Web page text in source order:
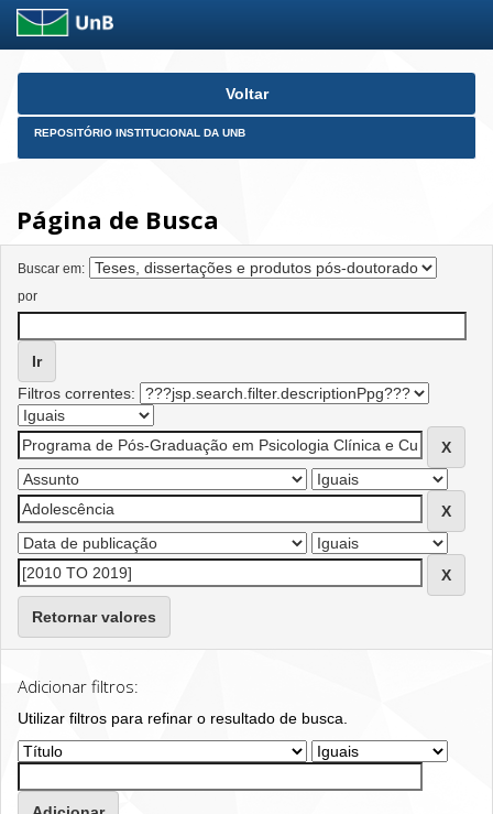
Skip
Voltar
REPOSITÓRIO INSTITUCIONAL DA UNB
Página de Busca
Buscar em:
por
Filtros correntes:
Retornar valores
Adicionar filtros:
Utilizar filtros para refinar o resultado de busca.